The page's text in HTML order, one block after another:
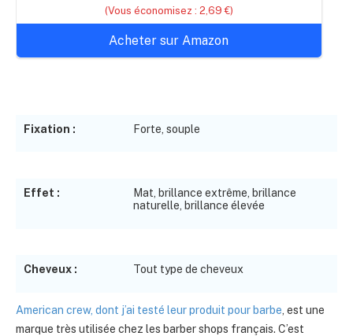
(Vous économisez : 2,69 €)
Acheter sur Amazon
Fixation : Forte, souple
Effet :
Mat, brillance extrême, brillance
naturelle, brillance élevée
Cheveux : Tout type de cheveux
American crew, dont j’ai testé leur produit pour barbe , est une
marque très utilisée chez les barber shops français. C’est